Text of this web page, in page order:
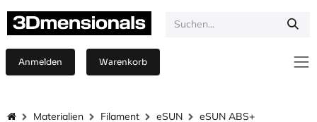
Anmelden Warenkorb
Materialien Filament eSUN eSUN ABS+